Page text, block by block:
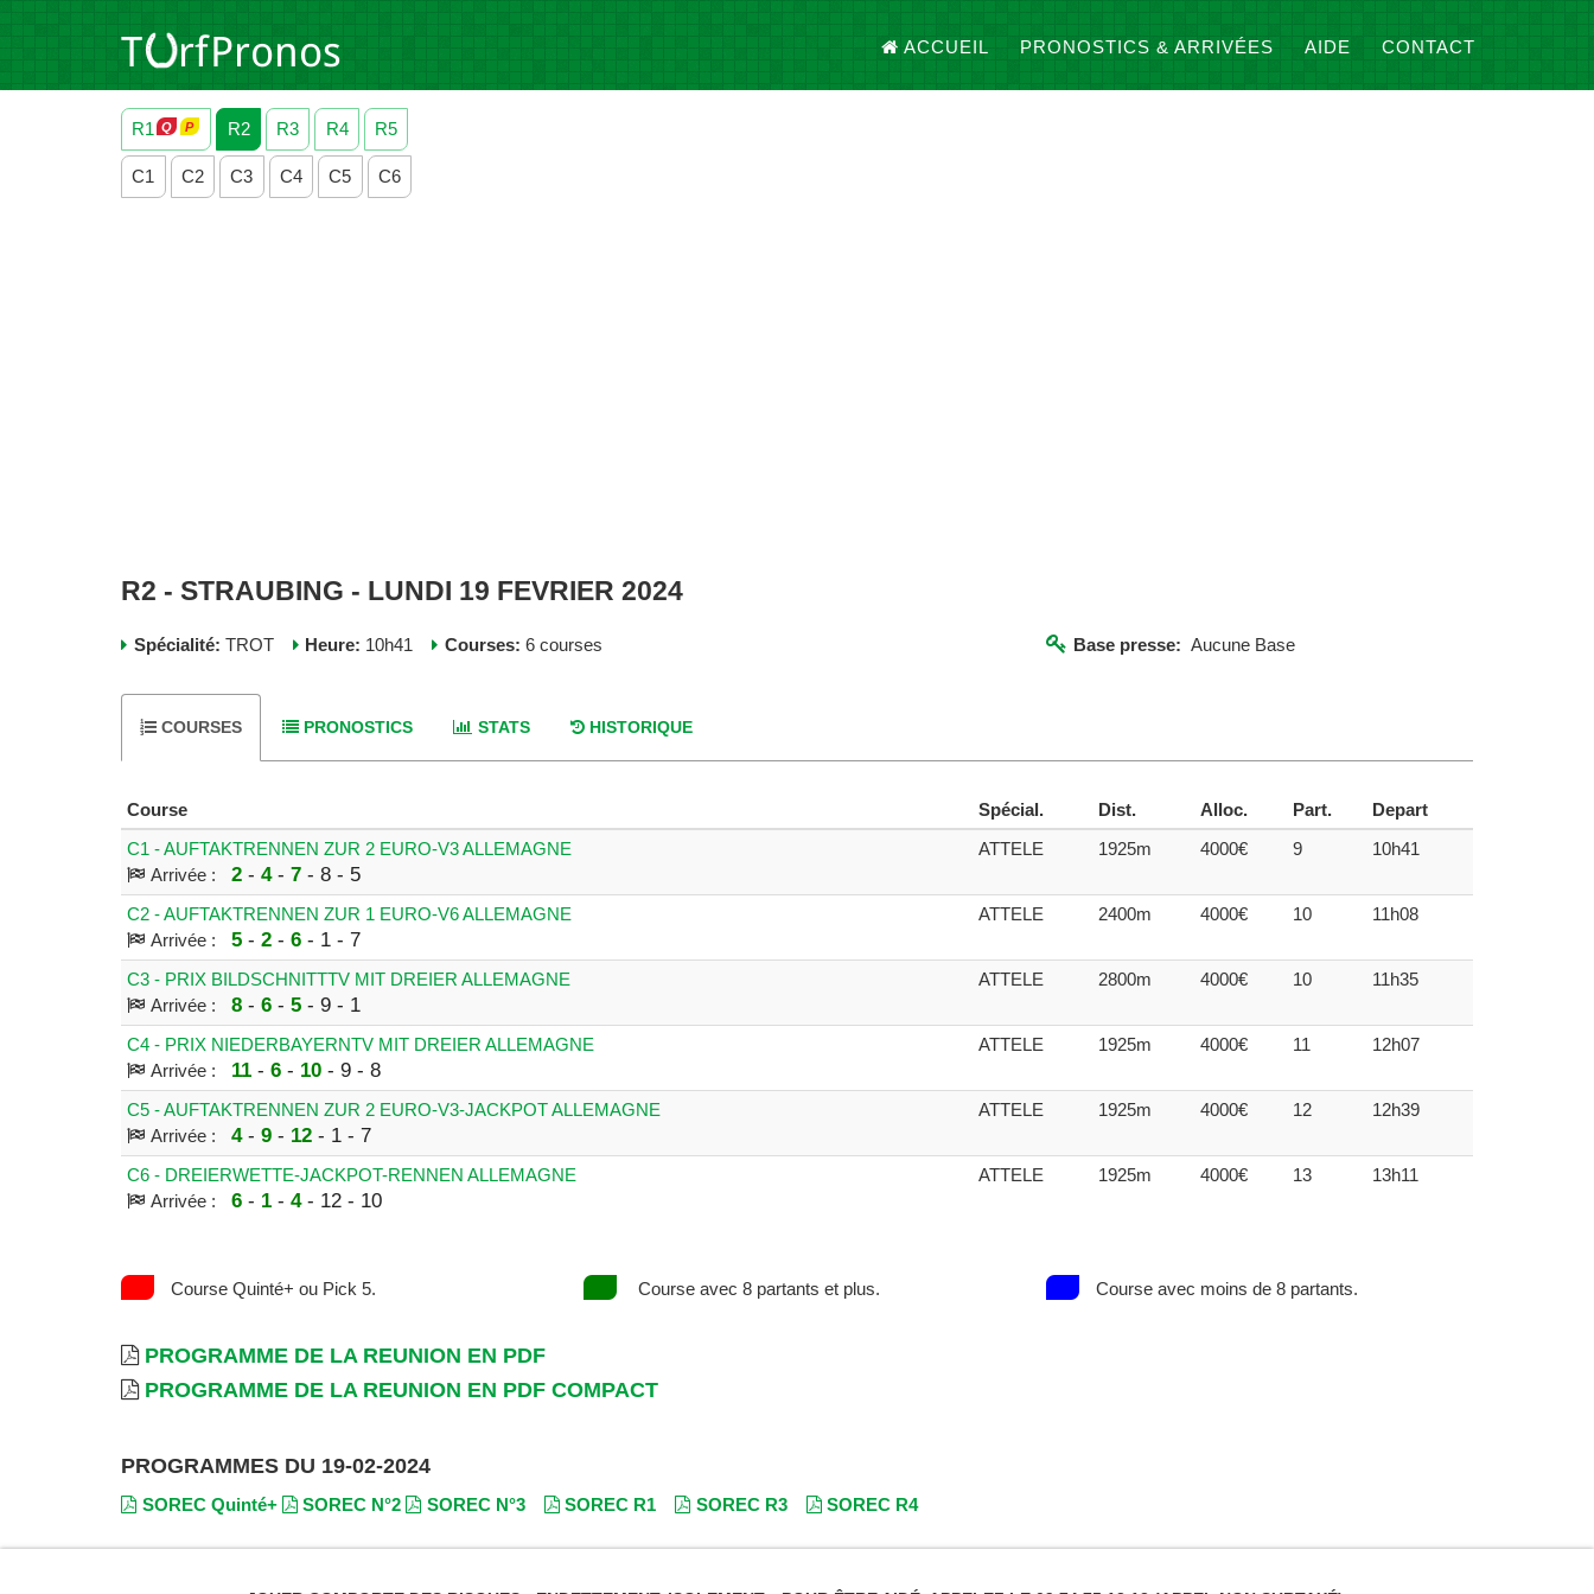
ACCUEIL PRONOSTICS & ARRIVÉES AIDE CONTACT
R1 R2 R3 R4 R5
C1 C2 C3 C4 C5 C6
R2 - STRAUBING - LUNDI 19 FEVRIER 2024
Spécialité: TROT Heure: 10h41 Courses: 6 courses Base presse: Aucune Base
COURSES PRONOSTICS STATS HISTORIQUE
Course Spécial. Dist. Alloc. Part.
Depart
C1 - AUFTAKTRENNEN ZUR 2 EURO-V3 ALLEMAGNE
Arrivée :
2- 4- 7- 8 - 5
ATTELE 1925m 4000€ 9 10h41
C2 - AUFTAKTRENNEN ZUR 1 EURO-V6 ALLEMAGNE
Arrivée :
5- 2- 6- 1 - 7
ATTELE 2400m 4000€ 10 11h08
C3 - PRIX BILDSCHNITTTV MIT DREIER ALLEMAGNE
Arrivée :
8- 6- 5- 9 - 1
ATTELE 2800m 4000€ 10 11h35
C4 - PRIX NIEDERBAYERNTV MIT DREIER ALLEMAGNE
Arrivée :
11- 6- 10- 9 - 8
ATTELE 1925m 4000€ 11 12h07
C5 - AUFTAKTRENNEN ZUR 2 EURO-V3-JACKPOT ALLEMAGNE
Arrivée :
4- 9- 12- 1 - 7
ATTELE 1925m 4000€ 12 12h39
C6 - DREIERWETTE-JACKPOT-RENNEN ALLEMAGNE
Arrivée :
6- 1- 4- 12 - 10
ATTELE 1925m 4000€ 13 13h11
Course Quinté+ ou Pick 5. Course avec 8 partants et plus. Course avec moins de 8 partants.
PROGRAMME DE LA REUNION EN PDF
PROGRAMME DE LA REUNION EN PDF COMPACT
PROGRAMMES DU 19-02-2024
SOREC Quinté+ SOREC N°2 SOREC N°3 SOREC R1 SOREC R3 SOREC R4